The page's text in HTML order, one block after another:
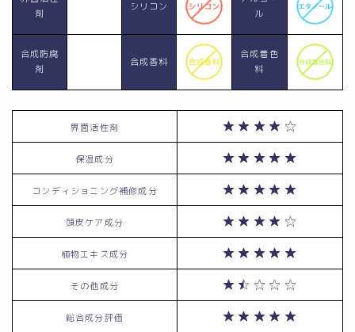
剤
シリコン
ル
合成防腐
剤
合成香料
合成着色
料
界面活性剤
保湿成分
コンディショニング補修成分
頭皮ケア成分
植物エキス成分
その他成分
総合成分評価